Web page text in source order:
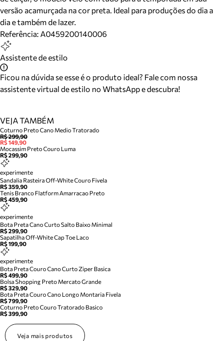
versão acamurçada na cor preta. Ideal para produções do dia a
dia e também de lazer.
Referência: A0459200140006
Assistente de estilo
Ficou na dúvida se esse é o produto ideal? Fale com nossa
assistente virtual de estilo no WhatsApp e descubra!
VEJA TAMBÉM
Coturno Preto Cano Medio Tratorado
R$ 299,90
R$ 149,90
Mocassim Preto Couro Luma
R$ 299,90
experimente
Sandalia Rasteira Off-White Couro Fivela
R$ 359,90
Tenis Branco Flatform Amarracao Preto
R$ 459,90
experimente
Bota Preta Cano Curto Salto Baixo Minimal
R$ 299,90
Sapatilha Off-White Cap Toe Laco
R$ 199,90
experimente
Bota Preta Couro Cano Curto Ziper Basica
R$ 499,90
Bolsa Shopping Preto Mercato Grande
R$ 329,90
Bota Preta Couro Cano Longo Montaria Fivela
R$ 799,90
Coturno Preto Couro Tratorado Basico
R$ 399,90
Veja mais produtos